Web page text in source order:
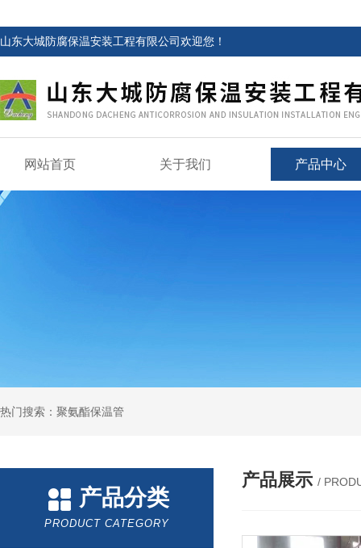
山东大城防腐保温安装工程有限公司欢迎您！
网站首页 关于我们 产品中心
热门搜索：聚氨酯保温管
产品分类
PRODUCT CATEGORY
产品展示 /